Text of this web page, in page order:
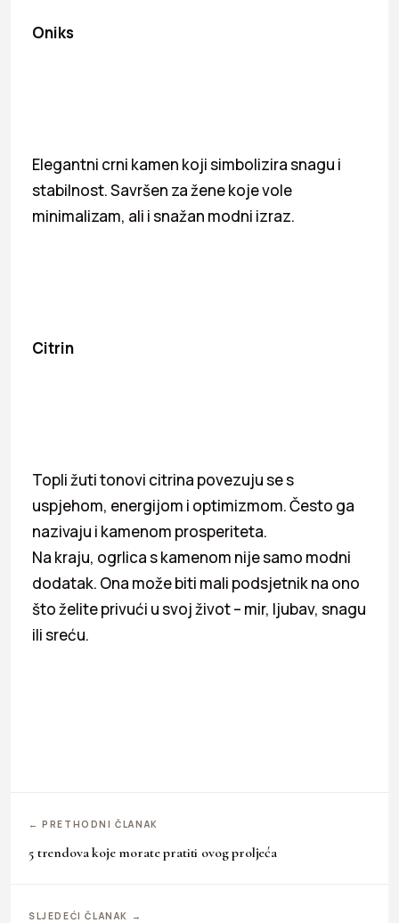
Oniks
Elegantni crni kamen koji simbolizira snagu i
stabilnost. Savršen za žene koje vole
minimalizam, ali i snažan modni izraz.
Citrin
Topli žuti tonovi citrina povezuju se s
uspjehom, energijom i optimizmom. Često ga
nazivaju i kamenom prosperiteta.
Na kraju, ogrlica s kamenom nije samo modni
dodatak. Ona može biti mali podsjetnik na ono
što želite privući u svoj život – mir, ljubav, snagu
ili sreću.
← PRETHODNI ČLANAK
5 trendova koje morate pratiti ovog proljeća
SLJEDEĆI ČLANAK →